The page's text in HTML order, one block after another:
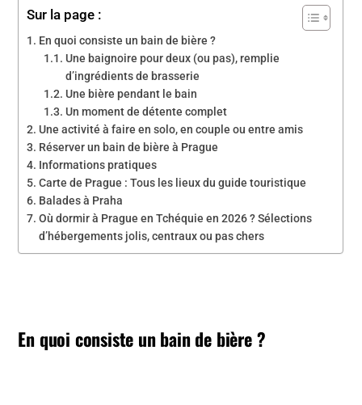
Sur la page :
En quoi consiste un bain de bière ?
Une baignoire pour deux (ou pas), remplie
d’ingrédients de brasserie
Une bière pendant le bain
Un moment de détente complet
Une activité à faire en solo, en couple ou entre amis
Réserver un bain de bière à Prague
Informations pratiques
Carte de Prague : Tous les lieux du guide touristique
Balades à Praha
Où dormir à Prague en Tchéquie en 2026 ? Sélections
d’hébergements jolis, centraux ou pas chers
En quoi consiste un bain de bière ?